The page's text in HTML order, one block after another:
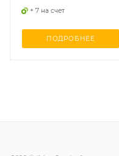
+ 7 на счет
ПОДРОБНЕЕ